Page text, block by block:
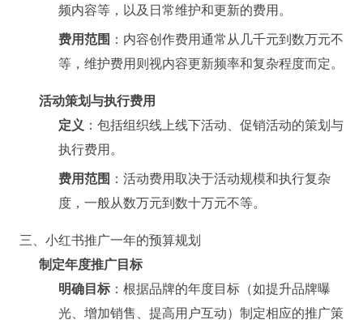
频内容等，以及日常维护和更新的费用。
费用范围 ：内容创作费用通常从几千元到数万元不
等，维护费用则视内容更新频率和复杂程度而定。
活动策划与执行费用
定义 ：包括组织线上线下活动、促销活动的策划与
执行费用。
费用范围 ：活动费用取决于活动规模和执行复杂
度，一般从数万元到数十万元不等。
三、小红书推广一年的预算规划
制定年度推广目标
明确目标 ：根据品牌的年度目标（如提升品牌曝
光、增加销售、提高用户互动）制定相应的推广策